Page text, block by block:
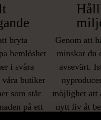
bryta
hemlöshet
i svåra
butiker
som står
på ett
Genom att
minskar du
avsevärt.
möjlighet att
nytt liv åt